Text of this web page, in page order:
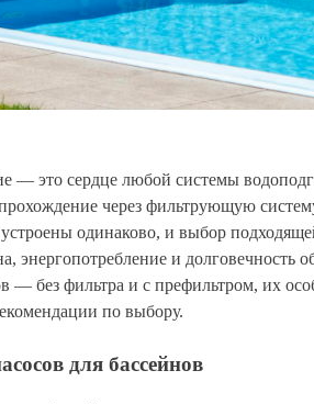
— это сердце любой системы
через фильтрующую
одинаково, и выбор
энергопотребление и долговечность
— без фильтра и с префильтром, их
по выбору.
для бассейнов